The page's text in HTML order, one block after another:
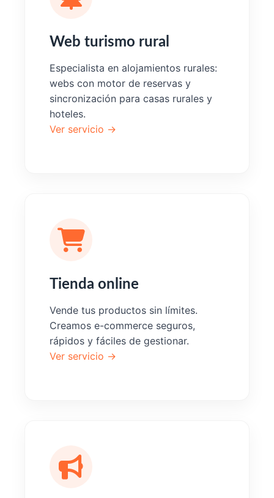
Web turismo rural
Especialista en alojamientos rurales:
webs con motor de reservas y
sincronización para casas rurales y
hoteles.
Ver servicio →
Tienda online
Vende tus productos sin límites.
Creamos e-commerce seguros,
rápidos y fáciles de gestionar.
Ver servicio →